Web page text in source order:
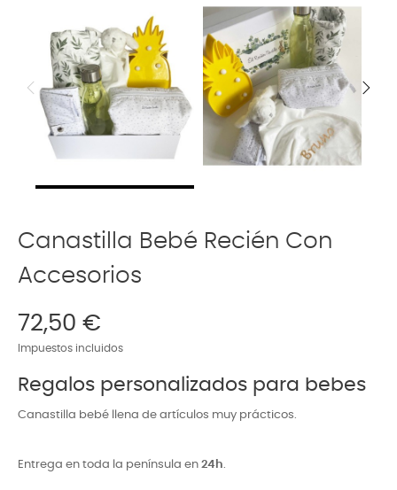
Canastilla Bebé Recién Con
Accesorios
72,50 €
Impuestos incluidos
Regalos personalizados para bebes
Canastilla bebé llena de artículos muy prácticos.
Entrega en toda la península en 24h.